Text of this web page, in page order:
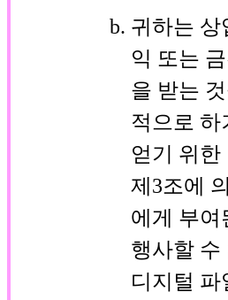
귀하는 상
익 또는
을 받는
적으로 하
얻기 위한
제3조에
에게 부여
행사할 수
디지털 파